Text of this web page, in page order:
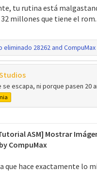
Puntero de la Paleta de la
de la Paleta (0xD)
de la Paleta (16 colores)
a la memoria
una longitud de R2
los valores originales de los
programa
@;Offset de la tabla
tu rutina está
millones que tiene el rom.
eliminado 28262 and CompuMax
se escapa, ni porque pasen 20
ASM] Mostrar
CompuMax
que hace exactamente lo